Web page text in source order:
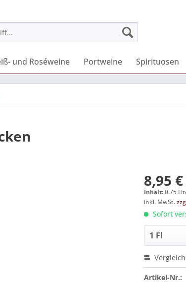
und Roséweine Portweine Spirituosen
8,95
Inhalt:0.75
inkl. MwSt.
Sofort
Artikel-Nr.: